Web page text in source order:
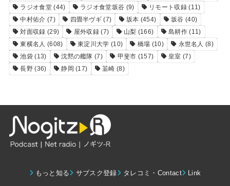
ラジオ食堂(44) ラジオ食堂坂谷 (9) リモート収録(11)
中村佑介 (7) 四畳半ヴギ (7) 坂本 (454) 坂谷 (40)
対面収録 (29) 屋外収録 (7) 山梨 (166) 島耕作(11)
東横名人 (608) 東淀川大学 (10) 橋場 (10) 永世名人 (8)
池袋 (13) 沈黙の艦隊 (7) 甲斐市 (157) 皇室 (7)
長野 (36) 静岡 (17) 韮崎 (8)
もっと知る サブスク登録 タレコミ・Contact Link